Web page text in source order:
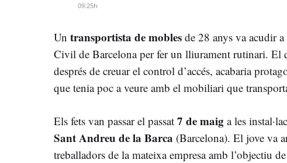
09:25h
Un transportista de mobles de 28 anys va acudir
Civil de Barcelona per fer un lliurament rutinari. El
després de creuar el control d’accés, acabaria
que tenia poc a veure amb el mobiliari que
Els fets van passar el passat 7 de maig a les
Sant Andreu de la Barca (Barcelona). El jove va
treballadors de la mateixa empresa amb l’objectiu